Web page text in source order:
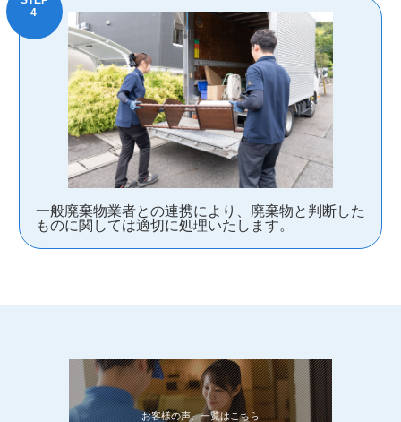
一般廃棄物業者との連携により、廃棄物と判断した
ものに関しては適切に処理いたします。
お客様の声、一覧はこちら